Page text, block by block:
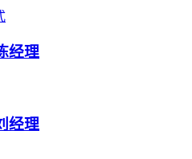
经理
经理